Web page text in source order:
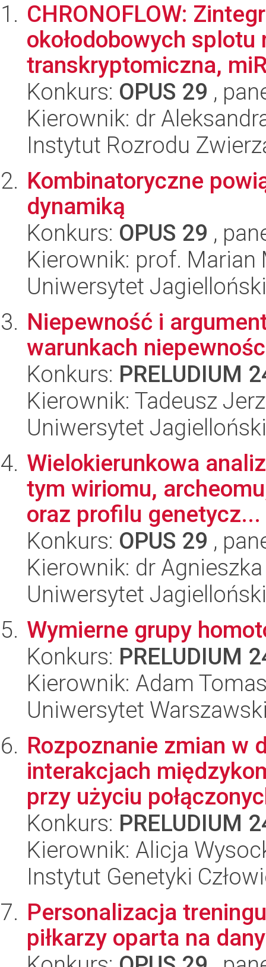
CHRONOFLOW:
okołodobowych
transkryptomiczna,
Konkurs: OPUS 29 ,
Kierownik: dr
Instytut Rozrodu
Kombinatoryczne
dynamiką
Konkurs: OPUS 29 ,
Kierownik: prof. Marian
Uniwersytet Jagielloński
Niepewność i
warunkach
Konkurs: PRELUDIUM
Kierownik: Tadeusz
Uniwersytet Jagielloński
Wielokierunkowa
tym wiriomu,
oraz profilu genetycz...
Konkurs: OPUS 29 ,
Kierownik: dr
Uniwersytet Jagielloński
Wymierne grupy
Konkurs: PRELUDIUM
Kierownik: Adam
Uniwersytet
Rozpoznanie zmian w
interakcjach
przy użyciu
Konkurs: PRELUDIUM
Kierownik: Alicja
Instytut Genetyki
Personalizacja
piłkarzy oparta na